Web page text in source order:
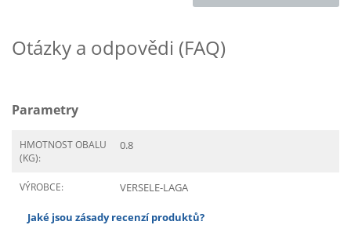
Otázky a odpovědi (FAQ)
Parametry
HMOTNOST OBALU
(KG):
0.8
VÝROBCE: VERSELE-LAGA
Jaké jsou zásady recenzí produktů?